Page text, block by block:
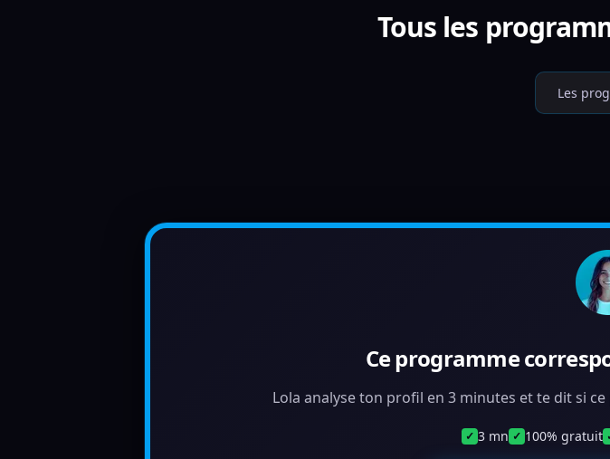
Tous les
Les
Ce programme
Lola analyse ton profil en 3 minutes et te dit si
✓ 3 mn ✓ 100% gratuit